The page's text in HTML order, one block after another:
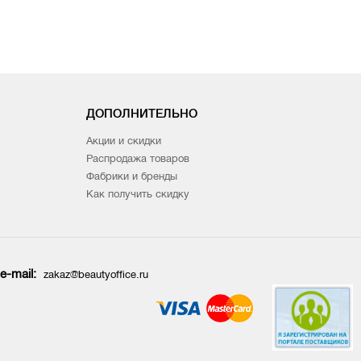
ДОПОЛНИТЕЛЬНО
Акции и скидки
Распродажа товаров
Фабрики и бренды
Как получить скидку
e-mail: zakaz@beautyoffice.ru